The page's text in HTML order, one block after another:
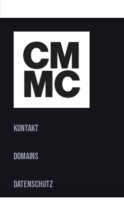
Kontakt
Domains
Datenschutz